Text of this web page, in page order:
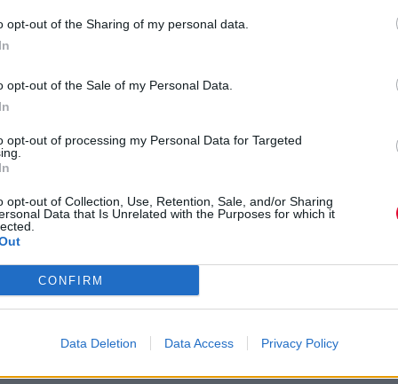
opt-out of the Sharing of my personal data.
opt-out of the Sale of my Personal Data.
opt-out of processing my Personal Data for Targeted
opt-out of Collection, Use, Retention, Sale, and/or Sharing
Data that Is Unrelated with the Purposes for which it
CONFIRM
Data Deletion Data Access Privacy Policy
- 2t2
της Cosey Fanni Tutti